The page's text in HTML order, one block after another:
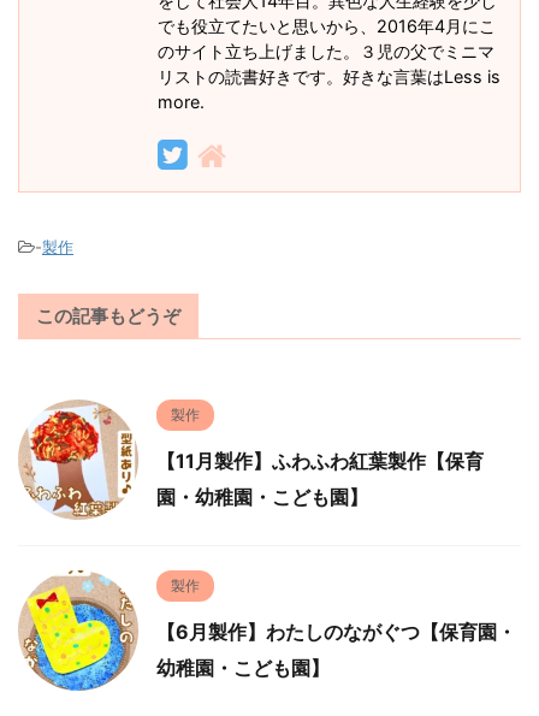
でも役立てたいと思いから、2016年4月にこ
のサイト立ち上げました。３児の父でミニマ
リストの読書好きです。好きな言葉はLess is
more.
-製作
この記事もどうぞ
製作
【11月製作】ふわふわ紅葉製作【保育
園・幼稚園・こども園】
製作
【6月製作】わたしのながぐつ【保育園・
幼稚園・こども園】